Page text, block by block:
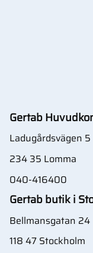
Gertab
Ladugårdsvägen 5
234 35 Lomma
040-416400
Gertab butik i
Bellmansgatan 24
118 47 Stockholm